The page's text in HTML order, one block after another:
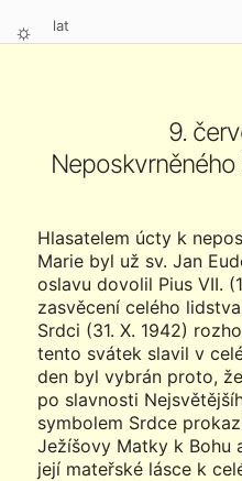
⛭ lat
9.
Neposkvrněného
Hlasatelem úcty k
Marie byl už sv. Jan
oslavu dovolil Pius VII.
zasvěcení celého
Srdci (31. X. 1942)
tento svátek slavil v
den byl vybrán proto,
po slavnosti
symbolem Srdce
Ježíšovy Matky k Bohu
její mateřské lásce k